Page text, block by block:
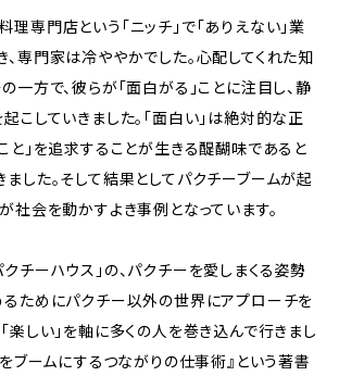
専門店という「ニッチ」で「ありえない」業
、専門家は冷ややかでした。心配してくれた知
一方で、彼らが「面白がる」ことに注目し、静
こしていきました。「面白い」は絶対的な正
と」を追求することが生きる醍醐味であると
した。そして結果としてパクチーブームが起
社会を動かすよき事例となっています。
チーハウス」の、パクチーを愛しまくる姿勢
るためにパクチー以外の世界にアプローチを
楽しい」を軸に多くの人を巻き込んで行きまし
をブームにするつながりの仕事術』という著書